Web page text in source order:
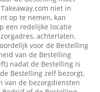
niet in
op te nemen, kan
een redelijke locatie
achterlaten.
voor de Bestelling
van de Bestelling
nadat de Bestelling is
Bestelling zelf bezorgt,
van de bezorgdiensten